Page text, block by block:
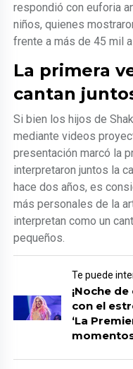
respondió con euforia
niños, quienes
frente a más de 45 mil
La primera
cantan
Si bien los hijos de
mediante videos
presentación marcó la
interpretaron juntos la
hace dos años, es
más personales de la
interpretan como un
pequeños.
Te puede
¡Noche
con el
‘La